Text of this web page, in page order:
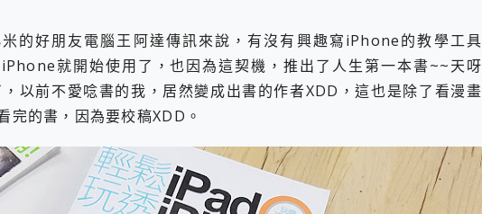
的好朋友電腦王阿達傳訊來說，有沒有興趣寫iPhone的教學工具
就開始使用了，也因為這契機，推出了人生第一本書~~天呀
以前不愛唸書的我，居然變成出書的作者XDD，這也是除了看漫畫
完的書，因為要校稿XDD。